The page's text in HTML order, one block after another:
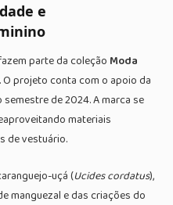
e
parte da coleção Moda
O projeto conta com o apoio da
de 2024. A marca se
materiais
de vestuário.
uçá (Ucides cordatus),
manguezal e das criações do